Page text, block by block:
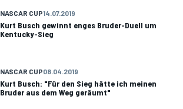
NASCAR CUP14.07.2019
Kurt Busch gewinnt enges Bruder-Duell um
Kentucky-Sieg
NASCAR CUP08.04.2019
Kurt Busch: "Für den Sieg hätte ich meinen
Bruder aus dem Weg geräumt"